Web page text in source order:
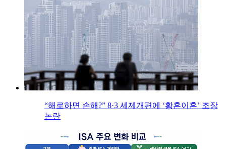
“해로하면 손해?” 8·3 세제개편에 ‘황혼이혼’ 조장
논란